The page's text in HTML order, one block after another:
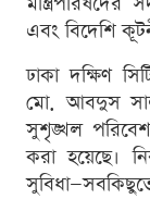
এবং বিদেশি
ঢাকা দক্ষিণ
মো. আবদুস
সুশৃঙ্খল
করা হয়েছে।